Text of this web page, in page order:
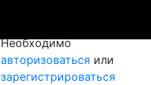
Необходимо
авторизоваться или
зарегистрироваться